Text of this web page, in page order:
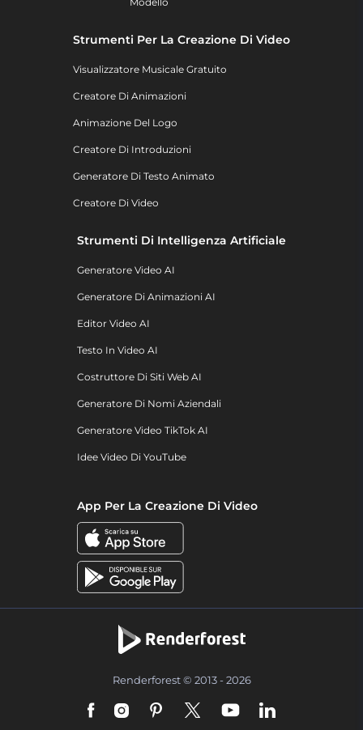
Strumenti Per La Creazione Di Video
Visualizzatore Musicale Gratuito
Creatore Di Animazioni
Animazione Del Logo
Creatore Di Introduzioni
Generatore Di Testo Animato
Creatore Di Video
Strumenti Di Intelligenza Artificiale
Generatore Video AI
Generatore Di Animazioni AI
Editor Video AI
Testo In Video AI
Costruttore Di Siti Web AI
Generatore Di Nomi Aziendali
Generatore Video TikTok AI
Idee Video Di YouTube
App Per La Creazione Di Video
Renderforest © 2013 - 2026